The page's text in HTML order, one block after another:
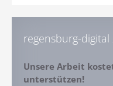
regensburg-digital
Unsere Arbeit
unterstützen!